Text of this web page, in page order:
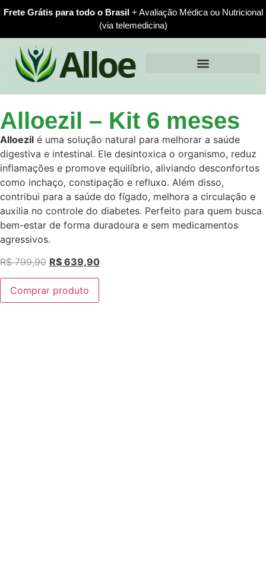
Frete Grátis para todo o Brasil+ Avaliação Médica ou Nutricional
(via telemedicina)
Alloezil – Kit 6 meses
Alloezil é uma solução natural para melhorar a saúde
digestiva e intestinal. Ele desintoxica o organismo, reduz
inflamações e promove equilíbrio, aliviando desconfortos
como inchaço, constipação e refluxo. Além disso,
contribui para a saúde do fígado, melhora a circulação e
auxilia no controle do diabetes. Perfeito para quem busca
bem-estar de forma duradoura e sem medicamentos
agressivos.
R$799,90 R$ 639,90
Comprar produto